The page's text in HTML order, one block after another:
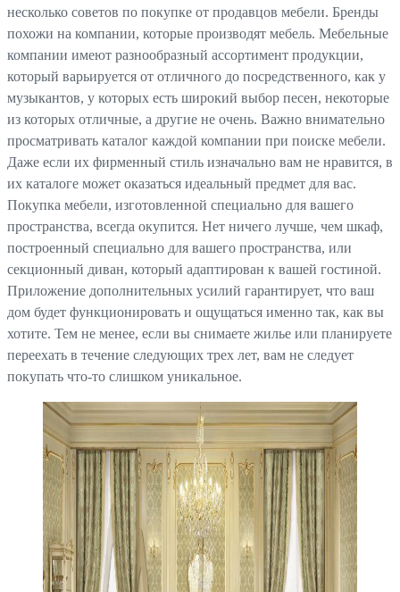
несколько советов по покупке от продавцов мебели. Бренды
похожи на компании, которые производят мебель. Мебельные
компании имеют разнообразный ассортимент продукции,
который варьируется от отличного до посредственного, как у
музыкантов, у которых есть широкий выбор песен, некоторые
из которых отличные, а другие не очень. Важно внимательно
просматривать каталог каждой компании при поиске мебели.
Даже если их фирменный стиль изначально вам не нравится, в
их каталоге может оказаться идеальный предмет для вас.
Покупка мебели, изготовленной специально для вашего
пространства, всегда окупится. Нет ничего лучше, чем шкаф,
построенный специально для вашего пространства, или
секционный диван, который адаптирован к вашей гостиной.
Приложение дополнительных усилий гарантирует, что ваш
дом будет функционировать и ощущаться именно так, как вы
хотите. Тем не менее, если вы снимаете жилье или планируете
переехать в течение следующих трех лет, вам не следует
покупать что-то слишком уникальное.